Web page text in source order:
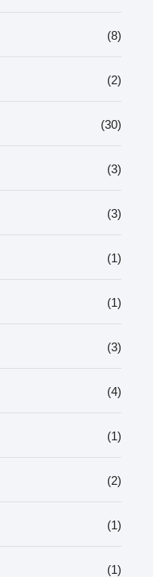
(8)
(2)
(30)
(3)
(3)
(1)
(1)
(3)
(4)
(1)
(2)
(1)
(1)